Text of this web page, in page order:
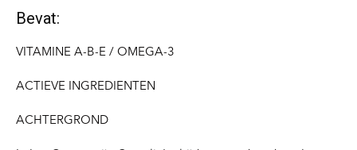
Bevat:
VITAMINE A-B-E / OMEGA-3
ACTIEVE INGREDIENTEN
ACHTERGROND